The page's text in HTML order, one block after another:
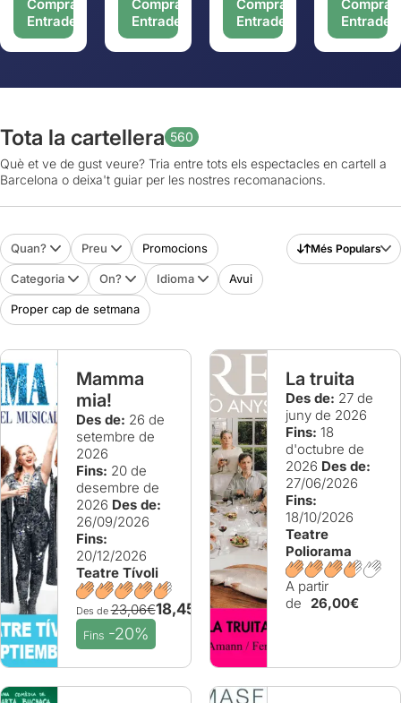
Comprar
Entrades
Comprar
Entrades
Comprar
Entrades
Comprar
Entrades
Tota la cartellera 560
Què et ve de gust veure? Tria entre tots els espectacles en cartell a
Barcelona o deixa't guiar per les nostres recomanacions.
Quan? Preu Promocions
Categoria On? Idioma Avui
Proper cap de setmana
Més Populars
Mamma
mia!
Des de: 26 de
setembre de
2026
Fins: 20 de
desembre de
2026 Des de:
26/09/2026
Fins:
20/12/2026
Teatre Tívoli
Des de23,06€18,45€
Fins -20%
La truita
Des de: 27 de
juny de 2026
Fins: 18
d'octubre de
2026 Des de:
27/06/2026
Fins:
18/10/2026
Teatre
Poliorama
A partir
de
26,00€